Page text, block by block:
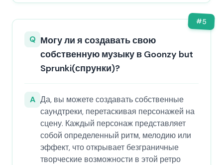
#5
Q Могу ли я создавать свою
собственную музыку в Goonzy but
Sprunki(спрунки)?
A Да, вы можете создавать собственные
саундтреки, перетаскивая персонажей на
сцену. Каждый персонаж представляет
собой определенный ритм, мелодию или
эффект, что открывает безграничные
творческие возможности в этой ретро